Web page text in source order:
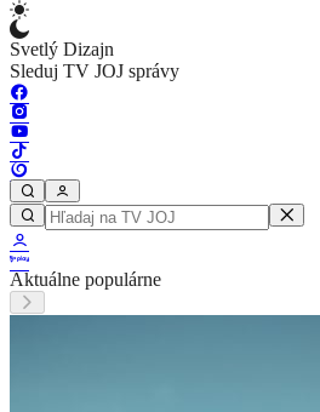
Svetlý Dizajn
Sleduj TV JOJ správy
Aktuálne populárne